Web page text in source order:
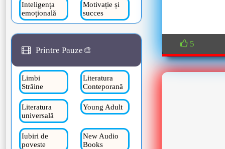
5
Inteligența
emoțională
Motivație și
succes
Printre Pauze🎨
Limbi
Străine
Literatura
Conteporană
Literatura
universală
Young Adult
Iubiri de
poveste
New Audio
Books